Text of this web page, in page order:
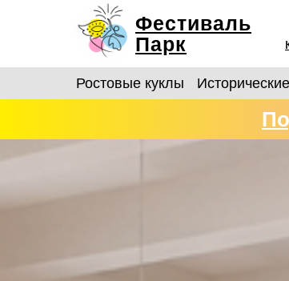
Фестиваль
Парк
Исторические
Ростовые куклы